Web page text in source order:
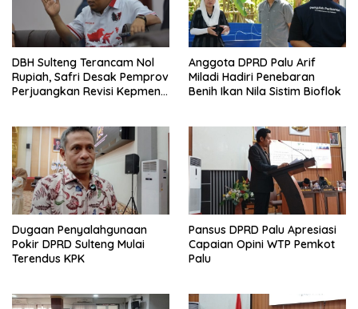
DBH Sulteng Terancam Nol
Rupiah, Safri Desak Pemprov
Perjuangkan Revisi Kepmen
Anggota DPRD Palu Arif
Miladi Hadiri Penebaran
Benih Ikan Nila Sistim Bioflok
Dugaan Penyalahgunaan
Pokir DPRD Sulteng Mulai
Terendus KPK
Pansus DPRD Palu Apresiasi
Capaian Opini WTP Pemkot
Palu